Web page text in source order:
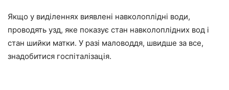
Якщо у виділеннях виявлені навколоплідні води,
проводять узд, яке показує стан навколоплідних вод і
стан шийки матки. У разі маловоддя, швидше за все,
знадобитися госпіталізація.